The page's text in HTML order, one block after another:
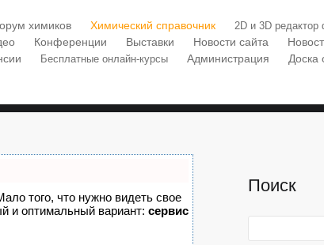
химиков Химический справочник 2D и 3D
Конференции Выставки Новости сайта
Бесплатные онлайн-курсы Администрация Доска
того, что нужно видеть свое
и оптимальный вариант: сервис
Поиск